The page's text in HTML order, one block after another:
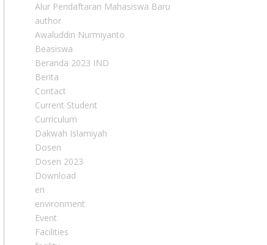
Alur Pendaftaran Mahasiswa Baru
author
Awaluddin Nurmiyanto
Beasiswa
Beranda 2023 IND
Berita
Contact
Current Student
Curriculum
Dakwah Islamiyah
Dosen
Dosen 2023
Download
en
environment
Event
Facilities